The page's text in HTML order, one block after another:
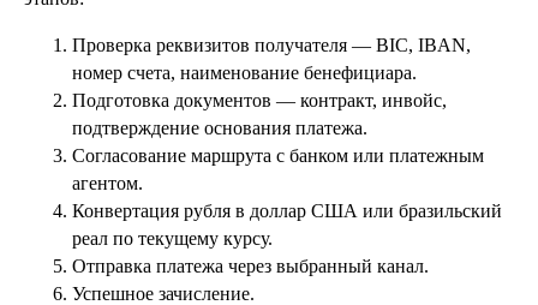
Проверка реквизитов получателя — BIC, IBAN,
номер счета, наименование бенефициара.
Подготовка документов — контракт, инвойс,
подтверждение основания платежа.
Согласование маршрута с банком или платежным
агентом.
Конвертация рубля в доллар США или бразильский
реал по текущему курсу.
Отправка платежа через выбранный канал.
Успешное зачисление.